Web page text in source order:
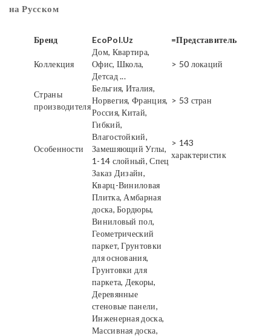
на Русском
Бренд EcoPol.Uz =Представитель
Коллекция
Дом, Квартира,
Офис, Школа,
Детсад ...
> 50 локаций
Страны
производителя
Бельгия, Италия,
Норвегия, Франция,
Россия, Китай,
> 53 стран
Особенности
Гибкий,
Влагостойкий,
Замешяющий Углы,
1-14 слойный, Спец
Заказ Дизайн,
> 143
характеристик
Кварц-Виниловая
Плитка, Амбарная
доска, Бордюры,
Виниловый пол,
Геометрический
паркет, Грунтовки
для основания,
Грунтовки для
паркета, Декоры,
Деревянные
стеновые панели,
Инженерная доска,
Массивная доска,